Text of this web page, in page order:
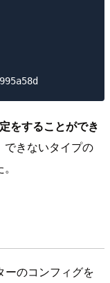
をすることができ
できないタイプの
ーのコンフィグを